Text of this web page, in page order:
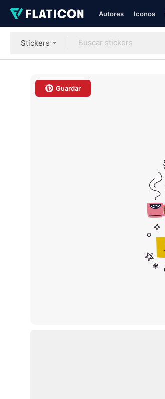
Autores Iconos
Stickers
Guardar